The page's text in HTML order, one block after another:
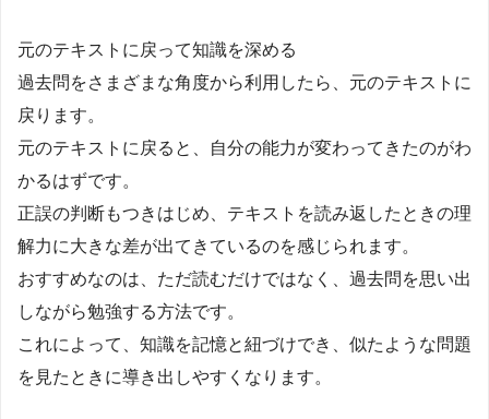
元のテキストに戻って知識を深める
過去問をさまざまな角度から利用したら、元のテキストに
戻ります。
元のテキストに戻ると、自分の能力が変わってきたのがわ
かるはずです。
正誤の判断もつきはじめ、テキストを読み返したときの理
解力に大きな差が出てきているのを感じられます。
おすすめなのは、ただ読むだけではなく、過去問を思い出
しながら勉強する方法です。
これによって、知識を記憶と紐づけでき、似たような問題
を見たときに導き出しやすくなります。